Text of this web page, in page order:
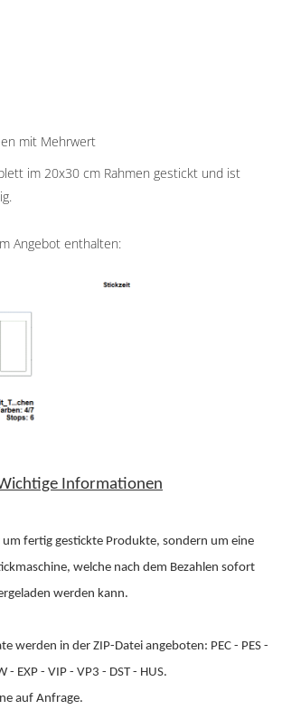
mit Mehrwert
im 20x30 cm Rahmen gestickt und ist
Angebot enthalten:
Informationen
um fertig gestickte Produkte, sondern um eine
welche nach dem Bezahlen sofort
werden kann.
werden in der ZIP-Datei angeboten: PEC - PES -
- EXP - VIP - VP3 - DST - HUS.
auf Anfrage.